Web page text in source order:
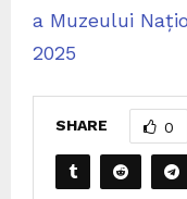
a Muzeului
2025
SHARE 0